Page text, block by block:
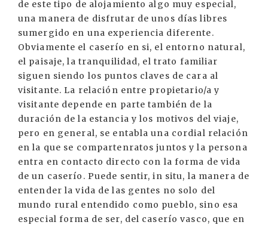
de este tipo de alojamiento algo muy especial,
una manera de disfrutar de unos días libres
sumergido en una experiencia diferente.
Obviamente el caserío en si, el entorno natural,
el paisaje, la tranquilidad, el trato familiar
siguen siendo los puntos claves de cara al
visitante. La relación entre propietario/a y
visitante depende en parte también de la
duración de la estancia y los motivos del viaje,
pero en general, se entabla una cordial relación
en la que se compartenratos juntos y la persona
entra en contacto directo con la forma de vida
de un caserío. Puede sentir, in situ, la manera de
entender la vida de las gentes no solo del
mundo rural entendido como pueblo, sino esa
especial forma de ser, del caserío vasco, que en